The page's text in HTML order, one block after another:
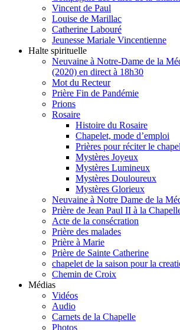
Vincent de Paul
Louise de Marillac
Catherine Labouré
Jeunesse Mariale Vincentienne
Halte spirituelle
Neuvaine à Notre-Dame de la
(2020) en direct à 18h30
Mot du Recteur
Prière Fin de Pandémie
Prions
Rosaire
Histoire du Rosaire
Chapelet, mode d’emploi
Prières pour réciter le
Mystères Joyeux
Mystères Lumineux
Mystères Douloureux
Mystères Glorieux
Neuvaine à Notre Dame de la
Prière de Jean Paul II à la
Acte de la consécration
Prière des malades
Prière à Marie
Prière de Sainte Catherine
chapelet de la saison pour la
Chemin de Croix
Médias
Vidéos
Audio
Carnets de la Chapelle
Photos